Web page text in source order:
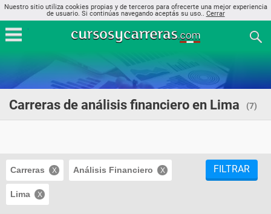
Nuestro sitio utiliza cookies propias y de terceros para ofrecerte una mejor experiencia
de usuario. Si continúas navegando aceptás su uso.. Cerrar
Carreras de análisis financiero en Lima (7)
Carreras Análisis Financiero
Lima
FILTRAR